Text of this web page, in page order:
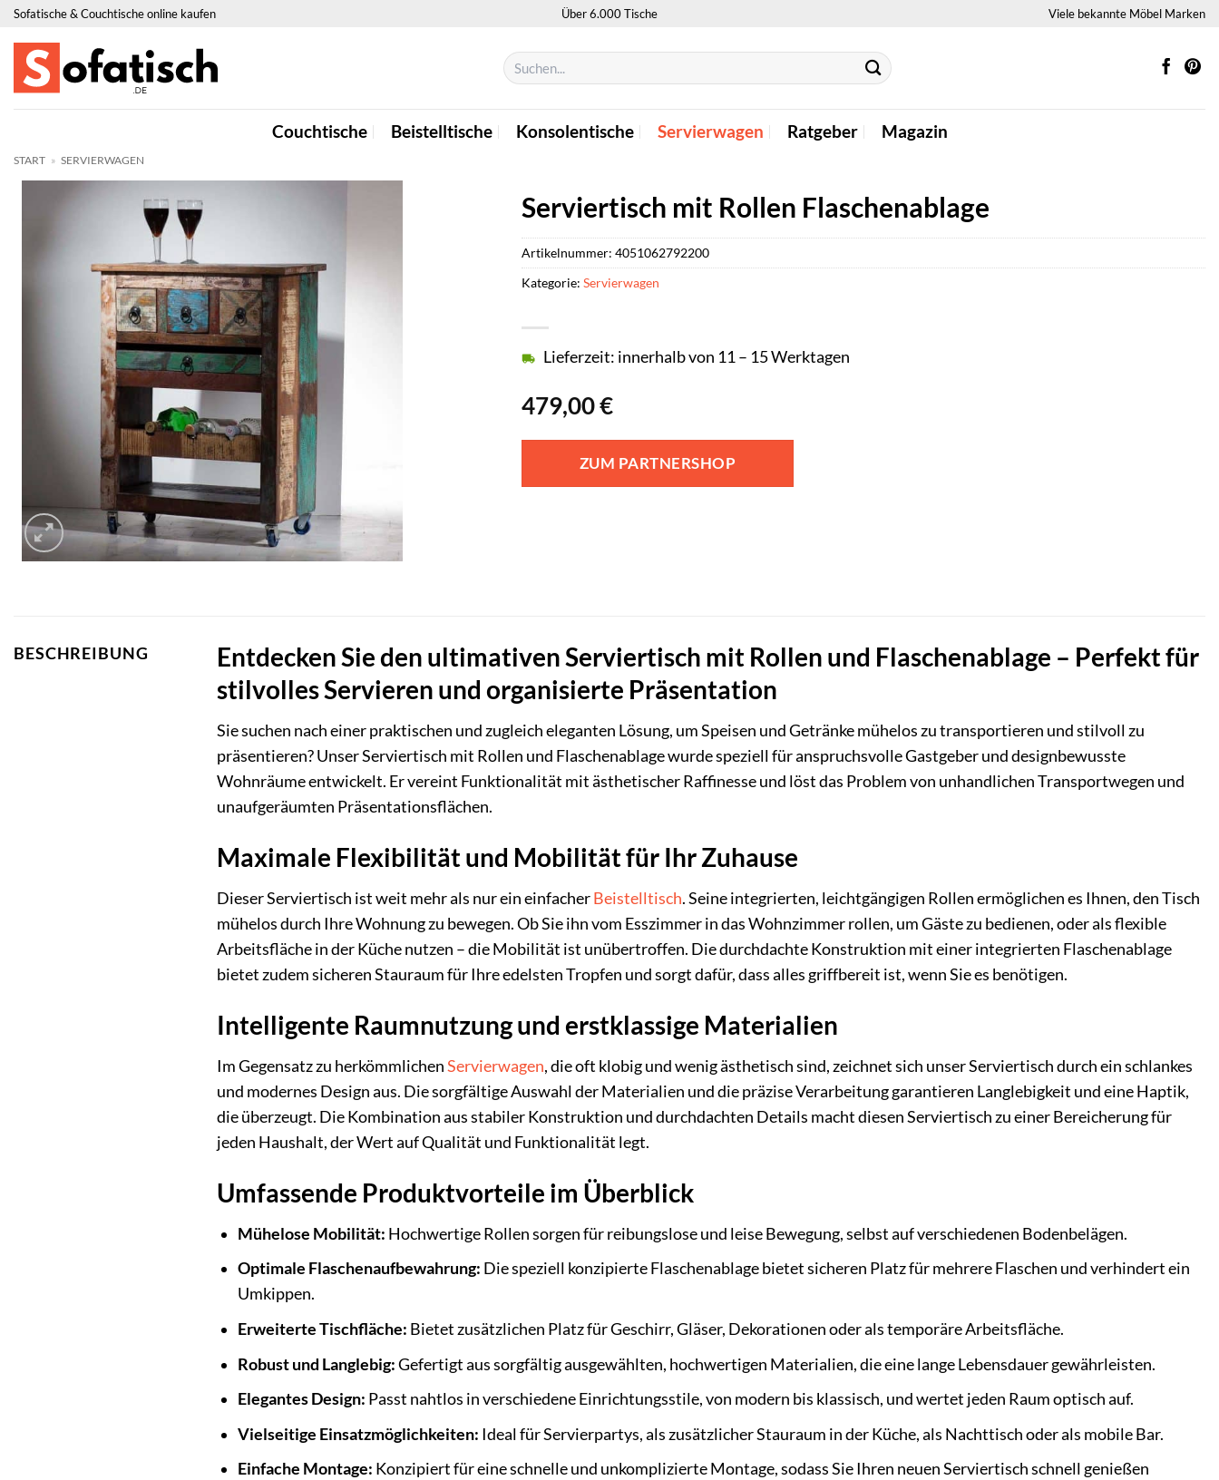
Zum
springen
Sofatische & Couchtische online kaufen Über 6.000 Tische Viele bekannte Möbel Marken
Suchen
nach:
Couchtische Beistelltische Konsolentische Servierwagen Ratgeber Magazin
START » SERVIERWAGEN
Serviertisch mit Rollen Flaschenablage
479,00€
Lieferzeit: innerhalb von 11 – 15 Werktagen
ZUM PARTNERSHOP
Artikelnummer: 4051062792200
Kategorie: Servierwagen
BESCHREIBUNG
Entdecken Sie den ultimativen Serviertisch mit Rollen und Flaschenablage – Perfekt für
stilvolles Servieren und organisierte Präsentation
Sie suchen nach einer praktischen und zugleich eleganten Lösung, um Speisen und Getränke mühelos zu transportieren und stilvoll zu
präsentieren? Unser Serviertisch mit Rollen und Flaschenablage wurde speziell für anspruchsvolle Gastgeber und designbewusste
Wohnräume entwickelt. Er vereint Funktionalität mit ästhetischer Raffinesse und löst das Problem von unhandlichen Transportwegen und
unaufgeräumten Präsentationsflächen.
Maximale Flexibilität und Mobilität für Ihr Zuhause
Dieser Serviertisch ist weit mehr als nur ein einfacherBeistelltisch. Seine integrierten, leichtgängigen Rollen ermöglichen es Ihnen, den Tisch
mühelos durch Ihre Wohnung zu bewegen. Ob Sie ihn vom Esszimmer in das Wohnzimmer rollen, um Gäste zu bedienen, oder als flexible
Arbeitsfläche in der Küche nutzen – die Mobilität ist unübertroffen. Die durchdachte Konstruktion mit einer integrierten Flaschenablage
bietet zudem sicheren Stauraum für Ihre edelsten Tropfen und sorgt dafür, dass alles griffbereit ist, wenn Sie es benötigen.
Intelligente Raumnutzung und erstklassige Materialien
Im Gegensatz zu herkömmlichenServierwagen, die oft klobig und wenig ästhetisch sind, zeichnet sich unser Serviertisch durch ein schlankes
und modernes Design aus. Die sorgfältige Auswahl der Materialien und die präzise Verarbeitung garantieren Langlebigkeit und eine Haptik,
die überzeugt. Die Kombination aus stabiler Konstruktion und durchdachten Details macht diesen Serviertisch zu einer Bereicherung für
jeden Haushalt, der Wert auf Qualität und Funktionalität legt.
Umfassende Produktvorteile im Überblick
Mühelose Mobilität: Hochwertige Rollen sorgen für reibungslose und leise Bewegung, selbst auf verschiedenen Bodenbelägen.
Optimale Flaschenaufbewahrung: Die speziell konzipierte Flaschenablage bietet sicheren Platz für mehrere Flaschen und verhindert ein
Umkippen.
Erweiterte Tischfläche: Bietet zusätzlichen Platz für Geschirr, Gläser, Dekorationen oder als temporäre Arbeitsfläche.
Robust und Langlebig:Gefertigt aus sorgfältig ausgewählten, hochwertigen Materialien, die eine lange Lebensdauer gewährleisten.
Elegantes Design: Passt nahtlos in verschiedene Einrichtungsstile, von modern bis klassisch, und wertet jeden Raum optisch auf.
Vielseitige Einsatzmöglichkeiten: Ideal für Servierpartys, als zusätzlicher Stauraum in der Küche, als Nachttisch oder als mobile Bar.
Einfache Montage: Konzipiert für eine schnelle und unkomplizierte Montage, sodass Sie Ihren neuen Serviertisch schnell genießen